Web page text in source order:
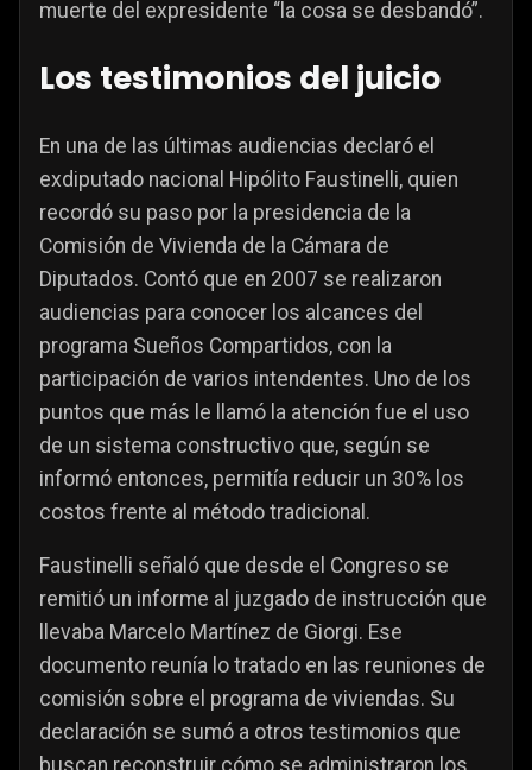
muerte del expresidente “la cosa se desbandó”.
Los testimonios del juicio
En una de las últimas audiencias declaró el
exdiputado nacional Hipólito Faustinelli, quien
recordó su paso por la presidencia de la
Comisión de Vivienda de la Cámara de
Diputados. Contó que en 2007 se realizaron
audiencias para conocer los alcances del
programa Sueños Compartidos, con la
participación de varios intendentes. Uno de los
puntos que más le llamó la atención fue el uso
de un sistema constructivo que, según se
informó entonces, permitía reducir un 30% los
costos frente al método tradicional.
Faustinelli señaló que desde el Congreso se
remitió un informe al juzgado de instrucción que
llevaba Marcelo Martínez de Giorgi. Ese
documento reunía lo tratado en las reuniones de
comisión sobre el programa de viviendas. Su
declaración se sumó a otros testimonios que